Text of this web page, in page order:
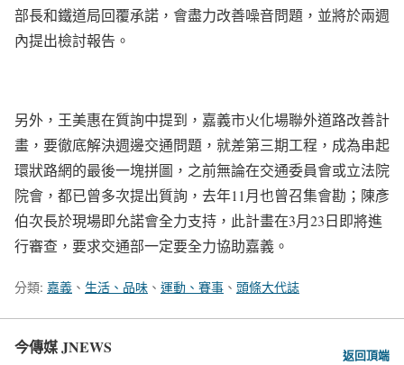
部長和鐵道局回覆承諾，會盡力改善噪音問題，並將於兩週
內提出檢討報告。
另外，王美惠在質詢中提到，嘉義市火化場聯外道路改善計
畫，要徹底解決週邊交通問題，就差第三期工程，成為串起
環狀路網的最後一塊拼圖，之前無論在交通委員會或立法院
院會，都已曾多次提出質詢，去年11月也曾召集會勘；陳彥
伯次長於現場即允諾會全力支持，此計畫在3月23日即將進
行審查，要求交通部一定要全力協助嘉義。
分類: 嘉義 、 生活、品味 、 運動、賽事 、 頭條大代誌
今傳媒 JNEWS 返回頂端